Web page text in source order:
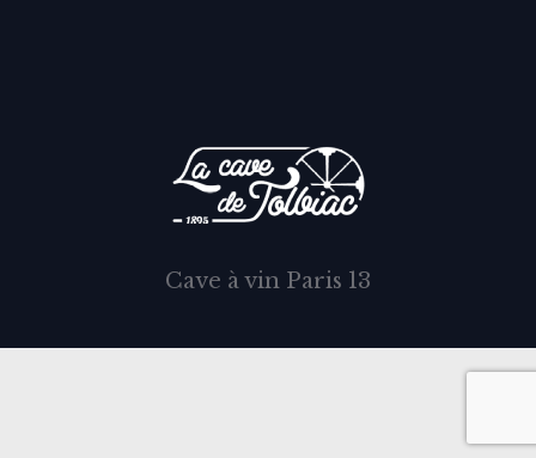
Cave à vin Paris 13